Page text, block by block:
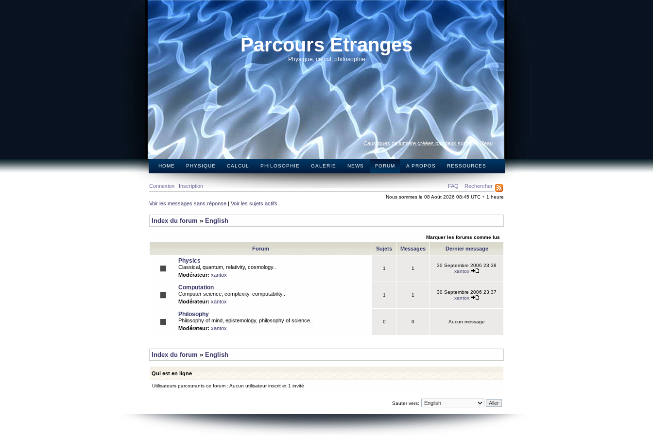
Parcours Etranges
Physique, calcul, philosophie
Caustiques de lumière créées par deux surfaces d’eau
HOME PHYSIQUE CALCUL PHILOSOPHIE GALERIE NEWS FORUM A PROPOS RESSOURCES
FAQ Rechercher
Connexion Inscription
Nous sommes le 08 Août 2026 08:45 UTC + 1 heure
Voir les messages sans réponse | Voir les sujets actifs
Index du forum » English
Marquer les forums comme lus
Forum Sujets Messages Dernier message
Physics
Classical, quantum, relativity, cosmology..
Modérateur: xantox
1 1
30 Septembre 2006 23:38
xantox
Computation
Computer science, complexity, computability..
Modérateur: xantox
1 1
30 Septembre 2006 23:37
xantox
Philosophy
Philosophy of mind, epistemology, philosophy of science..
Modérateur: xantox
0 0 Aucun message
Index du forum » English
Qui est en ligne
Utilisateurs parcourants ce forum : Aucun utilisateur inscrit et 1 invité
Sauter vers: